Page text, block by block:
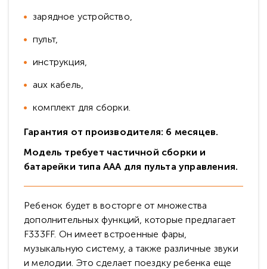
зарядное устройство,
пульт,
инструкция,
aux кабель,
комплект для сборки.
Гарантия от производителя: 6 месяцев.
Модель требует частичной сборки и
батарейки типа ААА для пульта управления.
Ребенок будет в восторге от множества
дополнительных функций, которые предлагает
F333FF. Он имеет встроенные фары,
музыкальную систему, а также различные звуки
и мелодии. Это сделает поездку ребенка еще